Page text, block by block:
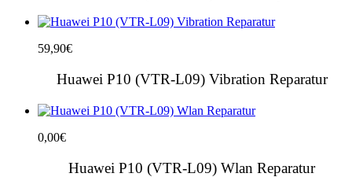
59,90€
Huawei P10 (VTR-L09) Vibration Reparatur
0,00€
Huawei P10 (VTR-L09) Wlan Reparatur